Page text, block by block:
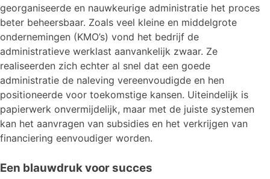
georganiseerde en nauwkeurige administratie het proces
beter beheersbaar. Zoals veel kleine en middelgrote
ondernemingen (KMO’s) vond het bedrijf de
administratieve werklast aanvankelijk zwaar. Ze
realiseerden zich echter al snel dat een goede
administratie de naleving vereenvoudigde en hen
positioneerde voor toekomstige kansen. Uiteindelijk is
papierwerk onvermijdelijk, maar met de juiste systemen
kan het aanvragen van subsidies en het verkrijgen van
financiering eenvoudiger worden.
Een blauwdruk voor succes